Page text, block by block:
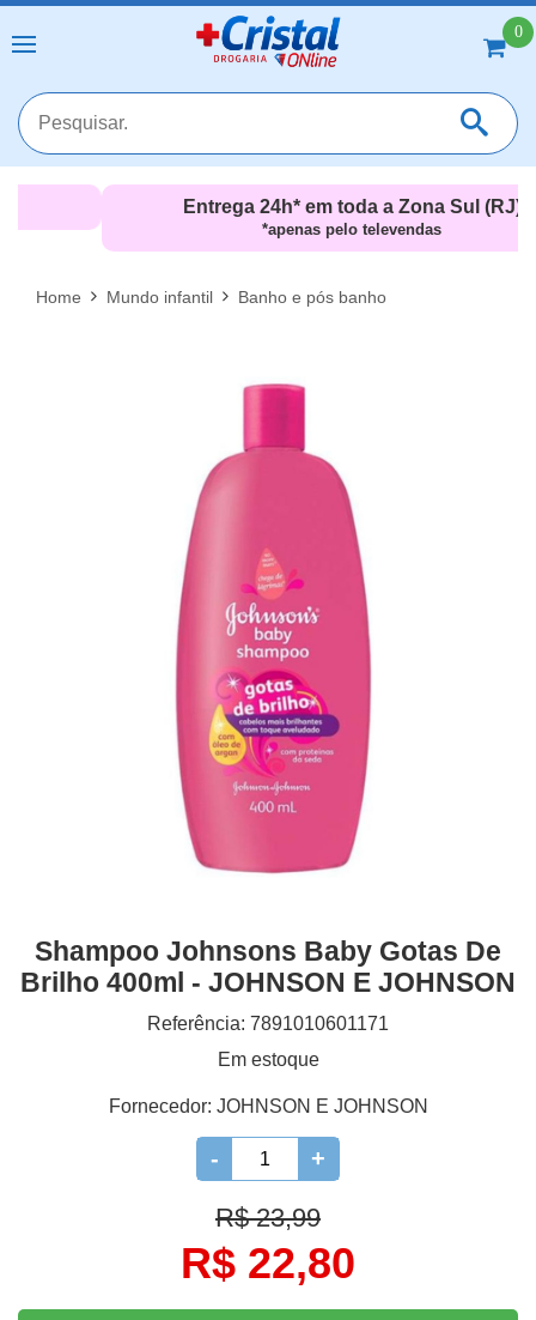
0
FECHAR [X]
Entrega 24h* em toda a Zona Sul (RJ)
*apenas pelo televendas
Home Mundo infantil Banho e pós banho
Shampoo Johnsons Baby Gotas De
Brilho 400ml - JOHNSON E JOHNSON
Referência: 7891010601171
Em estoque
Fornecedor: JOHNSON E JOHNSON
- +
R$ 23,99
R$ 22,80